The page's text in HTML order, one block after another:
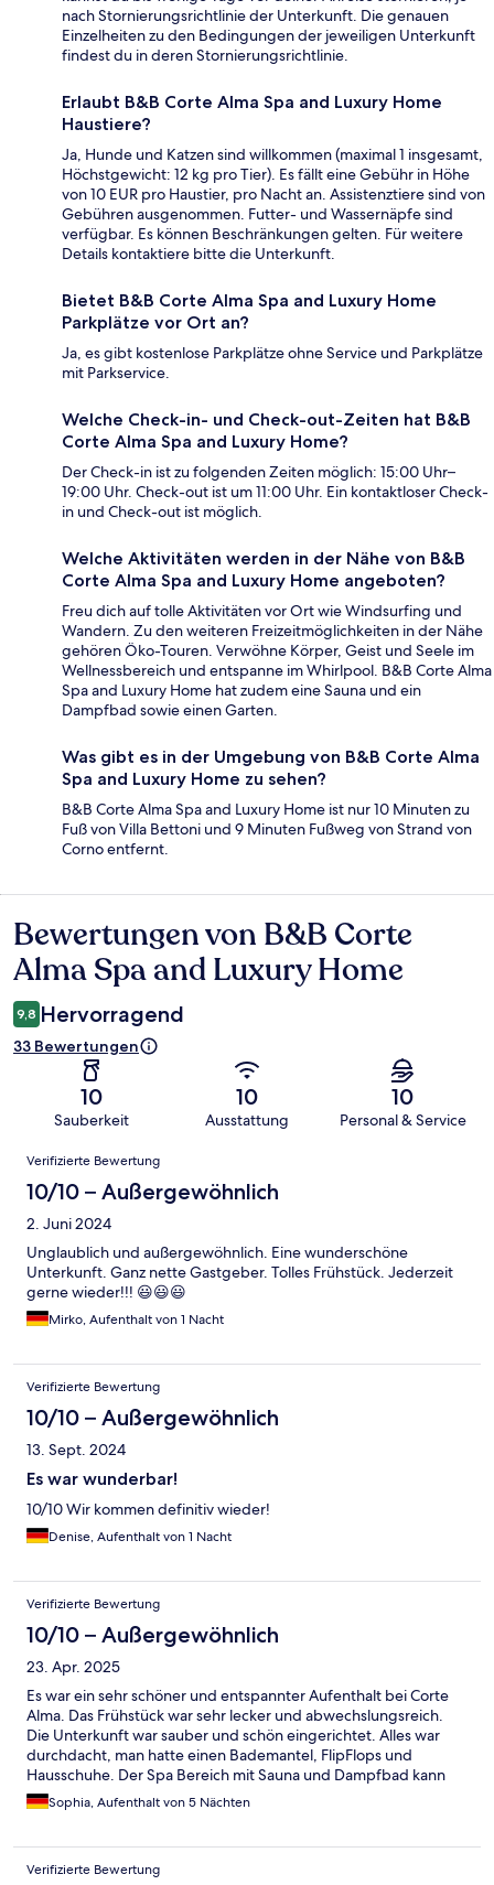
nach Stornierungsrichtlinie der Unterkunft. Die genauen
Einzelheiten zu den Bedingungen der jeweiligen Unterkunft
findest du in deren Stornierungsrichtlinie.
Erlaubt B&B Corte Alma Spa and Luxury Home
Haustiere?
Ja, Hunde und Katzen sind willkommen (maximal 1 insgesamt,
Höchstgewicht: 12 kg pro Tier). Es fällt eine Gebühr in Höhe
von 10 EUR pro Haustier, pro Nacht an. Assistenztiere sind von
Gebühren ausgenommen. Futter- und Wassernäpfe sind
verfügbar. Es können Beschränkungen gelten. Für weitere
Details kontaktiere bitte die Unterkunft.
Bietet B&B Corte Alma Spa and Luxury Home
Parkplätze vor Ort an?
Ja, es gibt kostenlose Parkplätze ohne Service und Parkplätze
mit Parkservice.
Welche Check-in- und Check-out-Zeiten hat B&B
Corte Alma Spa and Luxury Home?
Der Check-in ist zu folgenden Zeiten möglich: 15:00 Uhr–
19:00 Uhr. Check-out ist um 11:00 Uhr. Ein kontaktloser Check-
in und Check-out ist möglich.
Welche Aktivitäten werden in der Nähe von B&B
Corte Alma Spa and Luxury Home angeboten?
Freu dich auf tolle Aktivitäten vor Ort wie Windsurfing und
Wandern. Zu den weiteren Freizeitmöglichkeiten in der Nähe
gehören Öko-Touren. Verwöhne Körper, Geist und Seele im
Wellnessbereich und entspanne im Whirlpool. B&B Corte Alma
Spa and Luxury Home hat zudem eine Sauna und ein
Dampfbad sowie einen Garten.
Was gibt es in der Umgebung von B&B Corte Alma
Spa and Luxury Home zu sehen?
B&B Corte Alma Spa and Luxury Home ist nur 10 Minuten zu
Fuß von Villa Bettoni und 9 Minuten Fußweg von Strand von
Corno entfernt.
Bewertungen
Bewertungen von B&B Corte
Alma Spa and Luxury Home
9,8 Hervorragend
33 Bewertungen
10
Sauberkeit
10
Ausstattung
10
Personal & Service
Bewertungen
Verifizierte Bewertung
10/10 – Außergewöhnlich
2. Juni 2024
Unglaublich und außergewöhnlich. Eine wunderschöne
Unterkunft. Ganz nette Gastgeber. Tolles Frühstück. Jederzeit
gerne wieder!!! 😃😃😃
Mirko, Aufenthalt von 1 Nacht
Verifizierte Bewertung
10/10 – Außergewöhnlich
13. Sept. 2024
Es war wunderbar!
10/10 Wir kommen definitiv wieder!
Denise, Aufenthalt von 1 Nacht
Verifizierte Bewertung
10/10 – Außergewöhnlich
23. Apr. 2025
Es war ein sehr schöner und entspannter Aufenthalt bei Corte
Alma. Das Frühstück war sehr lecker und abwechslungsreich.
Die Unterkunft war sauber und schön eingerichtet. Alles war
durchdacht, man hatte einen Bademantel, FlipFlops und
Hausschuhe. Der Spa Bereich mit Sauna und Dampfbad kann
für eine Stunde gebucht werden (25€).. man konnte aber auch
länger drin bleiben ohne Aufpreis, wenn danach keiner gebucht
hatte immer die perfekte Temperatur, heiß genug👍 Für uns war
es ein sehr schöner Aufenthalt, wir kommen wieder☺️
Sophia, Aufenthalt von 5 Nächten
Verifizierte Bewertung